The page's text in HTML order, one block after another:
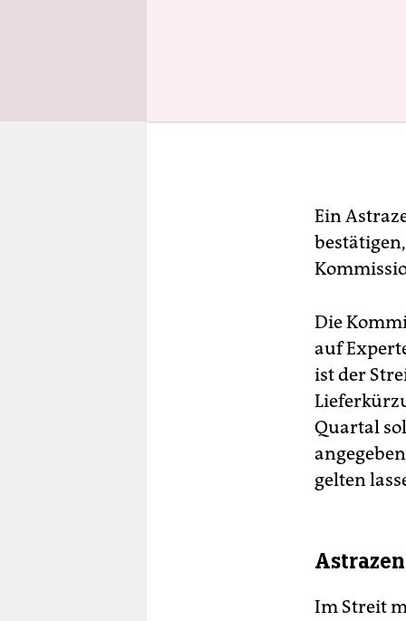
Ein
Die
auf
ist der
Quartal
gelten
Im Streit